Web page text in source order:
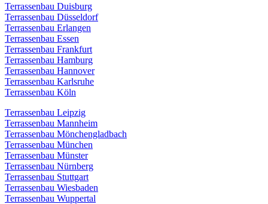
Terrassenbau Duisburg
Terrassenbau Düsseldorf
Terrassenbau Erlangen
Terrassenbau Essen
Terrassenbau Frankfurt
Terrassenbau Hamburg
Terrassenbau Hannover
Terrassenbau Karlsruhe
Terrassenbau Köln
Terrassenbau Leipzig
Terrassenbau Mannheim
Terrassenbau Mönchengladbach
Terrassenbau München
Terrassenbau Münster
Terrassenbau Nürnberg
Terrassenbau Stuttgart
Terrassenbau Wiesbaden
Terrassenbau Wuppertal